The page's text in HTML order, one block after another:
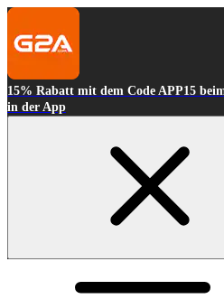
15% Rabatt mit dem Code APP15
in der App